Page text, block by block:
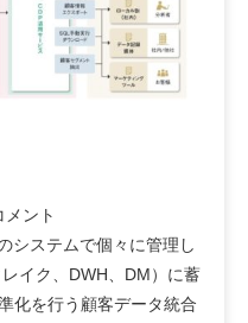
ント
システムで個々に管理し
イク、DWH、DM）に蓄
化を行う顧客データ統合